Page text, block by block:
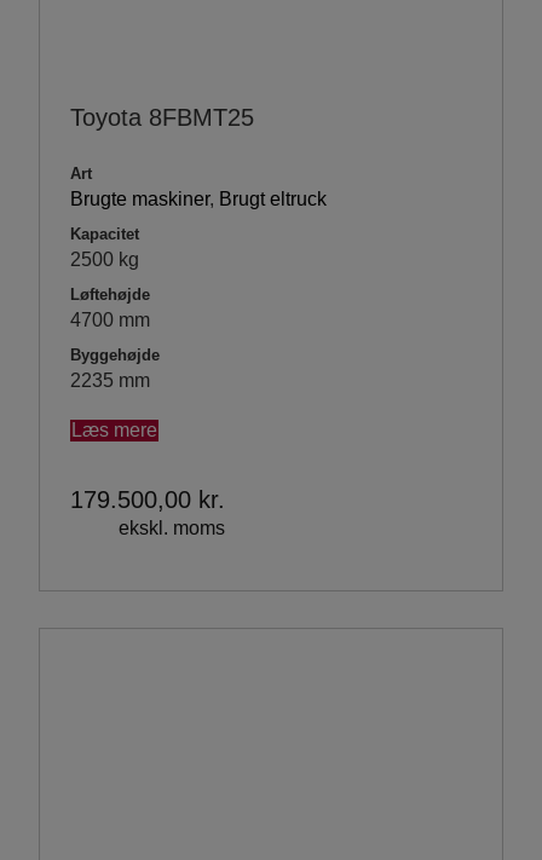
Toyota 8FBMT25
Art
Brugte maskiner, Brugt eltruck
Kapacitet
2500 kg
Løftehøjde
4700 mm
Byggehøjde
2235 mm
Læs mere
179.500,00 kr.
ekskl. moms